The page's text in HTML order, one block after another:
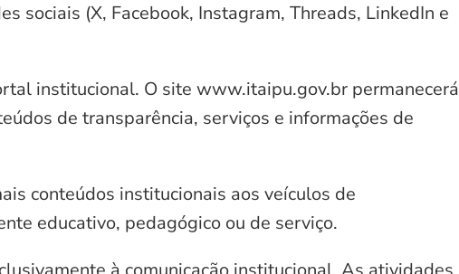
sociais (X, Facebook, Instagram, Threads, LinkedIn e
institucional. O site www.itaipu.gov.br permanecerá
de transparência, serviços e informações de
conteúdos institucionais aos veículos de
educativo, pedagógico ou de serviço.